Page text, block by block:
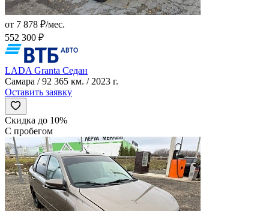
от 7 878 ₽/мес.
552 300 ₽
LADA Granta Седан
Самара / 92 365 км. / 2023 г.
Оставить заявку
Скидка до 10%
С пробегом